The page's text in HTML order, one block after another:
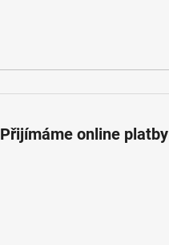
Přijímáme online platby